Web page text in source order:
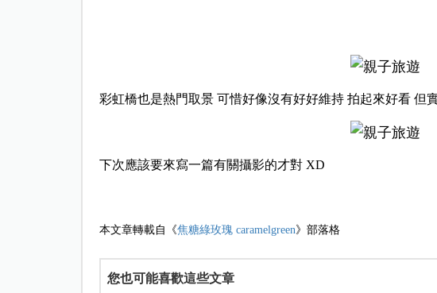
彩虹橋也是熱門取景 可惜好像沒有好好維持 拍起來好看 但
下次應該要來寫一篇有關攝影的才對 XD
本文章轉載自《焦糖綠玫瑰 caramelgreen》部落格
您也可能喜歡這些文章